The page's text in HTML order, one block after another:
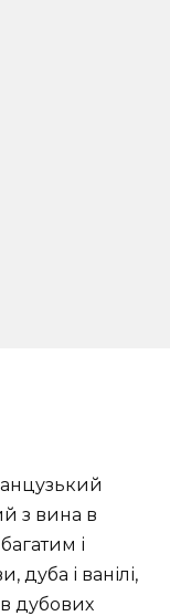
з вина в
і
і ванілі,
дубових